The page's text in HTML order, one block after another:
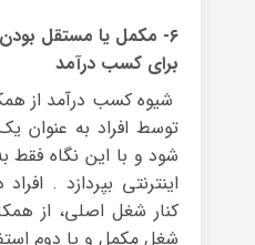
۶- مکمل یا مستقل
برای کسب درآمد
شیوه کسب درآمد از
توسط افراد به عنوان
شود و با این نگاه فقط
اینترنتی بپردازد .
کنار شغل اصلی، از
شغل مکمل و یا دوم